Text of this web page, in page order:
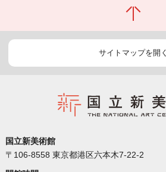
サイトマップを開く
国立新美術館
〒106-8558 東京都港区六本木7-22-2